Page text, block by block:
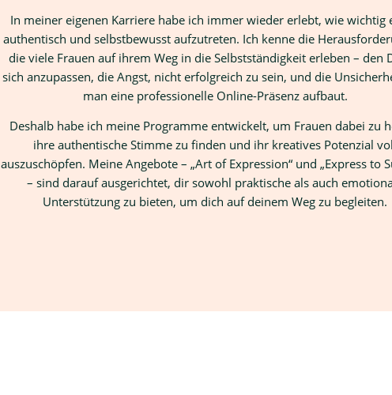
In meiner eigenen Karriere habe ich immer wieder erlebt, wie wichtig
authentisch und selbstbewusst aufzutreten. Ich kenne die
die viele Frauen auf ihrem Weg in die Selbstständigkeit erleben – den
sich anzupassen, die Angst, nicht erfolgreich zu sein, und die
man eine professionelle Online-Präsenz aufbaut.
Deshalb habe ich meine Programme entwickelt, um Frauen dabei zu
ihre authentische Stimme zu finden und ihr kreatives Potenzial
auszuschöpfen. Meine Angebote – „Art of Expression“ und „Express to
– sind darauf ausgerichtet, dir sowohl praktische als auch
Unterstützung zu bieten, um dich auf deinem Weg zu begleiten.